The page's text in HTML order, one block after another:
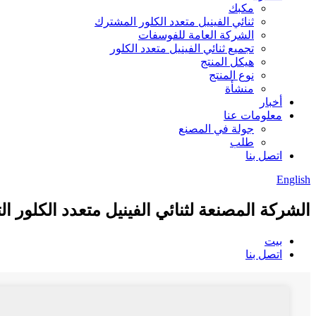
مكبك
ثنائي الفينيل متعدد الكلور المشترك
الشركة العامة للفوسفات
تجميع ثنائي الفينيل متعدد الكلور
هيكل المنتج
نوع المنتج
منشأة
أخبار
معلومات عنا
جولة في المصنع
طلب
اتصل بنا
English
الشركة المصنعة لثنائي الفينيل متعدد الكلور
بيت
اتصل بنا